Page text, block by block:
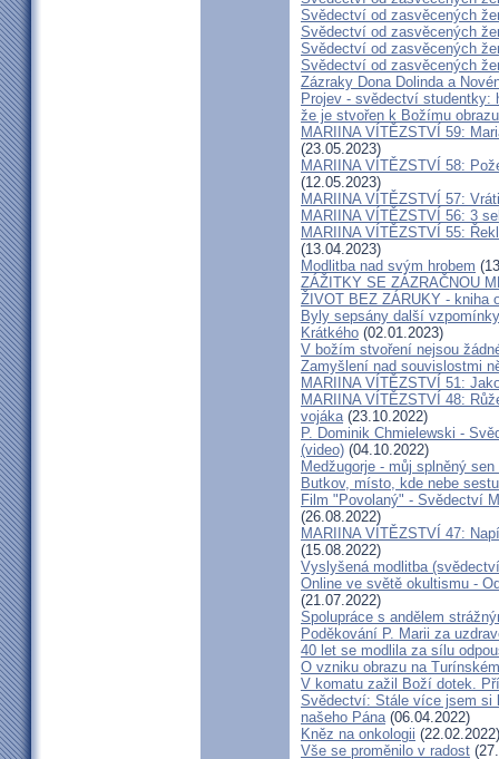
Svědectví od zasvěcených
Svědectví od zasvěcených
Svědectví od zasvěcených
Svědectví od zasvěcených
Zázraky Dona Dolinda a
Projev - svědectví studentky:
že je stvořen k Božímu obrazu
MARIINA VÍTĚZSTVÍ 59:
(23.05.2023)
MARIINA VÍTĚZSTVÍ 58:
(12.05.2023)
MARIINA VÍTĚZSTVÍ 57:
MARIINA VÍTĚZSTVÍ 56: 3
MARIINA VÍTĚZSTVÍ 55:
(13.04.2023)
Modlitba nad svým hrobem
ZÁŽITKY SE ZÁZRAČNOU
ŽIVOT BEZ ZÁRUKY - kniha
Byly sepsány další
Krátkého (02.01.2023)
V božím stvoření nejsou
Zamyšlení nad souvislostmi
MARIINA VÍTĚZSTVÍ 51:
MARIINA VÍTĚZSTVÍ 48:
vojáka(23.10.2022)
P. Dominik Chmielewski -
(video) (04.10.2022)
Medžugorje - můj splněný
Butkov, místo, kde nebe
Film "Povolaný" - Svědectví
(26.08.2022)
MARIINA VÍTĚZSTVÍ 47:
(15.08.2022)
Vyslyšená modlitba
Online ve světě okultismu -
(21.07.2022)
Spolupráce s andělem
Poděkování P. Marii za
40 let se modlila za sílu
O vzniku obrazu na
V komatu zažil Boží dotek.
Svědectví: Stále více jsem si
našeho Pána(06.04.2022)
Kněz na onkologii (22.02.2022)
Vše se proměnilo v radost